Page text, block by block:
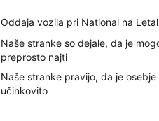
Oddaja vozila pri National na
Naše stranke so dejale, da je
preprosto najti
Naše stranke pravijo, da je
učinkovito